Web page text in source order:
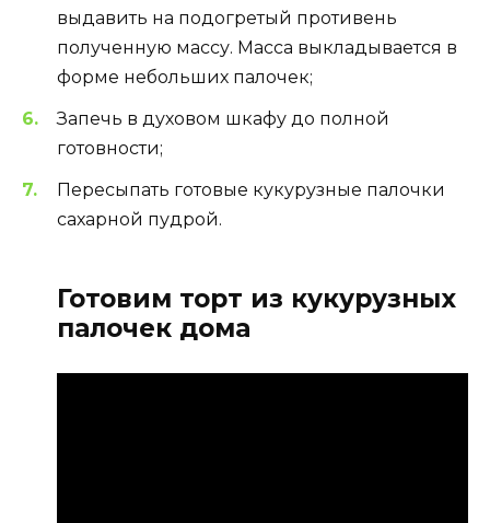
выдавить на подогретый противень
полученную массу. Масса выкладывается в
форме небольших палочек;
Запечь в духовом шкафу до полной
готовности;
Пересыпать готовые кукурузные палочки
сахарной пудрой.
Готовим торт из кукурузных
палочек дома